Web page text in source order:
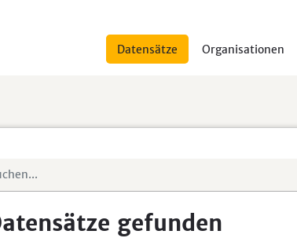
Datensätze Organisationen
gefunden